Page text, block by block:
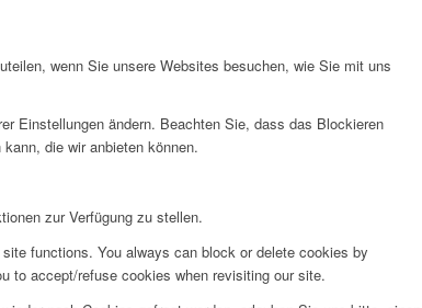
wenn Sie unsere Websites besuchen, wie Sie mit uns
Einstellungen ändern. Beachten Sie, dass das Blockieren
die wir anbieten können.
zur Verfügung zu stellen.
functions. You always can block or delete cookies by
to accept/refuse cookies when revisiting our site.